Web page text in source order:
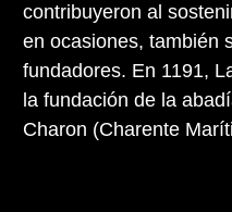
contribuyeron al
en ocasiones, también
fundadores. En 1191,
la fundación de la
Charon (Charente